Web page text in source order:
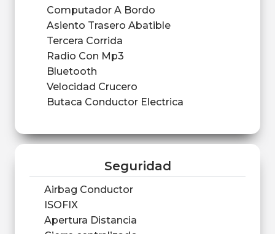
Computador A Bordo
Asiento Trasero Abatible
Tercera Corrida
Radio Con Mp3
Bluetooth
Velocidad Crucero
Butaca Conductor Electrica
Seguridad
Airbag Conductor
ISOFIX
Apertura Distancia